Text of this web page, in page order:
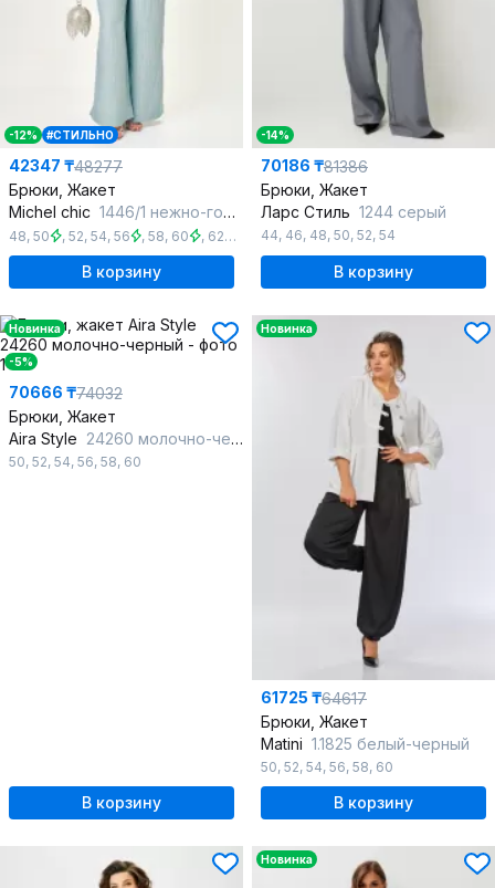
-12% #СТИЛЬНО
42347 ₸48277
Брюки, Жакет
Michel chic 1446/1 нежно-голубой
48, 50 , 52, 54, 56 , 58, 60 , 62
В корзину
-14%
70186 ₸81386
Брюки, Жакет
Ларс Стиль 1244 серый
44, 46, 48, 50, 52, 54
В корзину
Новинка
-5%
70666 ₸74032
Брюки, Жакет
Aira Style 24260 молочно-черный
50, 52, 54, 56, 58, 60
В корзину
Новинка
61725 ₸64617
Брюки, Жакет
Matini 1.1825 белый-черный
50, 52, 54, 56, 58, 60
В корзину
Новинка